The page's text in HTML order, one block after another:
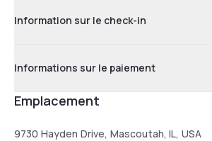
Information sur le check-in
Informations sur le paiement
Emplacement
9730 Hayden Drive, Mascoutah, IL, USA